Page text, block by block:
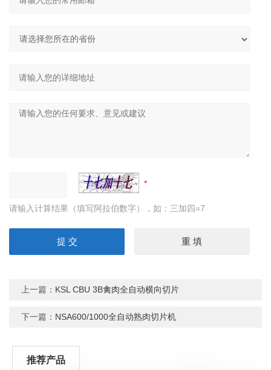
请输入计算结果（填写阿拉伯数字），如：三加四=7
上一篇： KSL CBU 3B禽肉全自动横向切片
下一篇： NSA600/1000全自动熟肉切片机
推荐产品